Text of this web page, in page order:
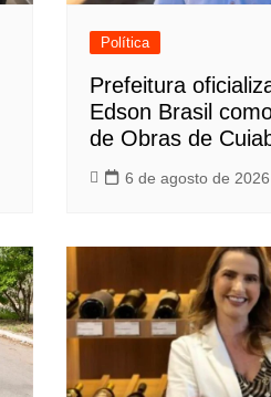
Política
Prefeitura
Edson Brasil
de Obras de
6 de agosto de 2026